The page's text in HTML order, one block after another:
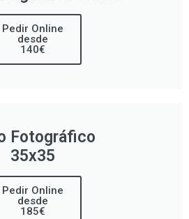
Pedir Online
desde
140€
Fotográfico
35x35
Pedir Online
desde
185€